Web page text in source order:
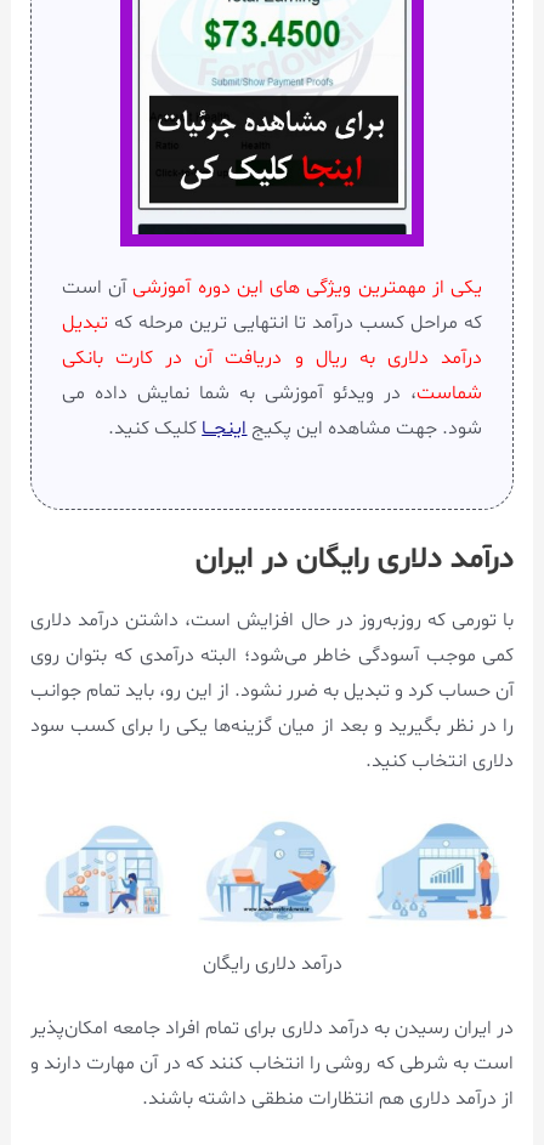
یکی از مهمترین ویژگی های این دوره آموزشیآن است
که مراحل کسب درآمد تا انتهایی ترین مرحله که تبدیل
درآمد دلاری به ریال و دریافت آن در کارت بانکی
شماست، در ویدئو آموزشی به شما نمایش داده می
شود. جهت مشاهده این پکیجاینجـــاکلیک کنید.
درآمد دلاری رایگان در ایران
با تورمی که روزبه‌روز در حال افزایش است، ‌داشتن درآمد دلاری
کمی موجب آسودگی خاطر می‌شود؛ البته درآمدی که بتوان روی
آن حساب کرد و تبدیل به ضرر نشود. از این رو، باید تمام جوانب
را در نظر بگیرید و بعد از میان گزینه‌ها یکی را برای کسب سود
دلاری انتخاب کنید.
درآمد دلاری رایگان
در ایران رسیدن به درآمد دلاری برای تمام افراد جامعه امکان‌پذیر
است به شرطی که روشی را انتخاب کنند که در آن مهارت دارند و
از درآمد دلاری هم انتظارات منطقی داشته باشند.